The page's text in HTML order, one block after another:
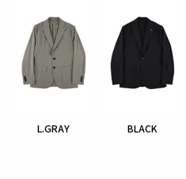
L.GRAY BLACK